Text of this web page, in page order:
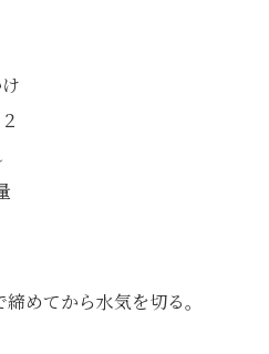
めてから水気を切る。